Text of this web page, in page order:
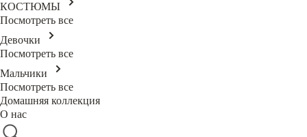
КОСТЮМЫ
Посмотреть все
Девочки
Посмотреть все
Мальчики
Посмотреть все
Домашняя коллекция
О нас